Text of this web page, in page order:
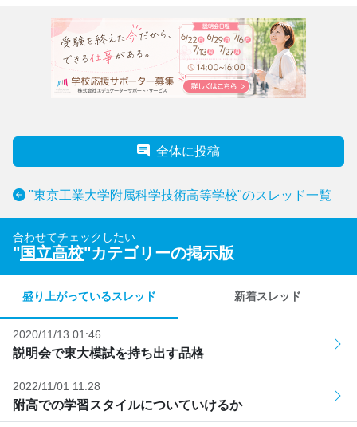
全体に投稿
"東京工業大学附属科学技術高等学校"のスレッド一覧
合わせてチェックしたい
"国立高校"カテゴリーの掲示版
盛り上がっているスレッド 新着スレッド
2020/11/13 01:46
説明会で東大模試を持ち出す品格
2022/11/01 11:28
附高での学習スタイルについていけるか